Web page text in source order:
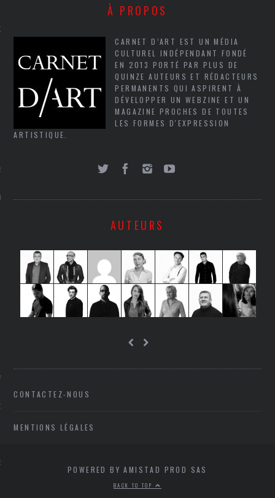
CARAVELLE
PODCAST
À PROPOS
CARNET D’ART EST UN MÉDIA
CULTUREL INDÉPENDANT FONDÉ
EN 2013 PORTÉ PAR PLUS DE
QUINZE AUTEURS ET RÉDACTEURS
PERMANENTS QUI ASPIRENT À
DÉVELOPPER UN WEBZINE ET UN
MAGAZINE PROCHES DE TOUTES
LES FORMES D'EXPRESSION
ARTISTIQUE.
AUTEURS
CONTACTEZ-NOUS
MENTIONS LÉGALES
POWERED BY AMISTAD PROD SAS
BACK TO TOP